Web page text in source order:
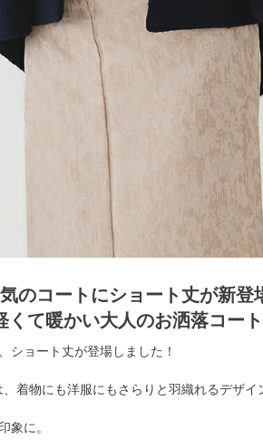
のコートにショート丈が新登
くて暖かい大人のお洒落コート
ョート丈が登場しました！
着物にも洋服にもさらりと羽織れるデザイ
象に。